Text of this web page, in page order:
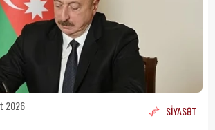
2026 SİYASƏT